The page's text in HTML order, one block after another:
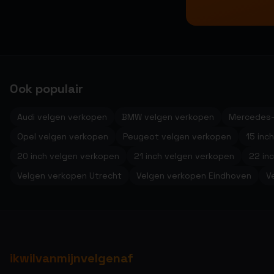
Ook populair
Audi velgen verkopen BMW velgen verkopen
Opel velgen verkopen
Peugeot velgen verkopen
15
20 inch velgen verkopen
21 inch velgen verkopen
22
Velgen verkopen Utrecht
Velgen verkopen Eindhoven
ikwilvanmijnvelgenaf